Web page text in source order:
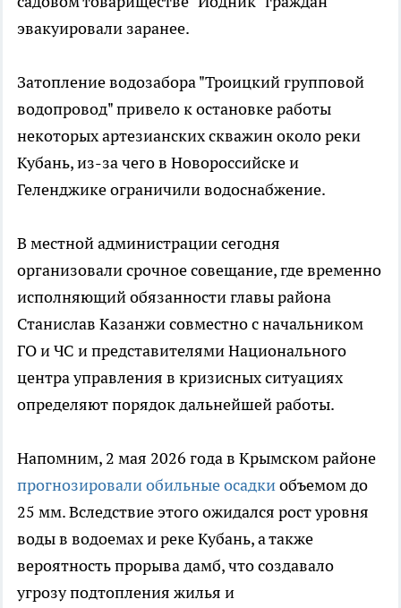
эвакуировали заранее.
Затопление водозабора "Троицкий групповой
водопровод" привело к остановке работы
некоторых артезианских скважин около реки
Кубань, из-за чего в Новороссийске и
Геленджике ограничили водоснабжение.
В местной администрации сегодня
организовали срочное совещание, где временно
исполняющий обязанности главы района
Станислав Казанжи совместно с начальником
ГО и ЧС и представителями Национального
центра управления в кризисных ситуациях
определяют порядок дальнейшей работы.
Напомним, 2 мая 2026 года в Крымском районе
прогнозировали обильные осадкиобъемом до
25 мм. Вследствие этого ожидался рост уровня
воды в водоемах и реке Кубань, а также
вероятность прорыва дамб, что создавало
угрозу подтопления жилья и